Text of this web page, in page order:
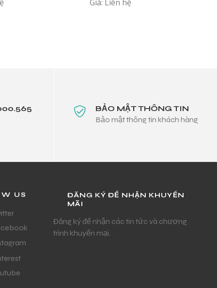
Giá: Liên hệ
BẢO MẬT THÔNG TIN
Bảo mật thông tin khách hàng
US
ĐĂNG KÝ ĐỂ NHẬN KHUYẾN
MÃI
Đăng ký để nhận các tin tức và chương
trình khuyến mại.